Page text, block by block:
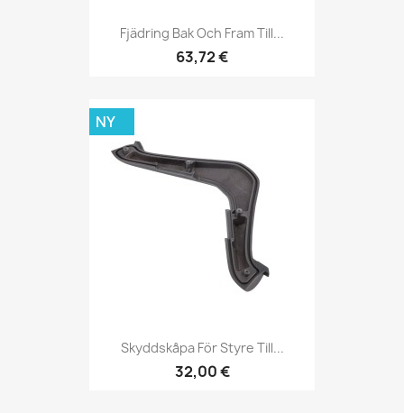
Fjädring Bak Och Fram Till...
63,72 €
Skyddskåpa För Styre Till...
32,00 €
NY